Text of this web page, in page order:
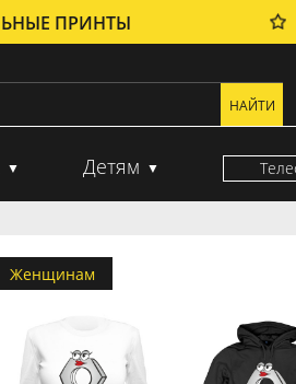
ПРИНТЫ
Детям
Женщинам